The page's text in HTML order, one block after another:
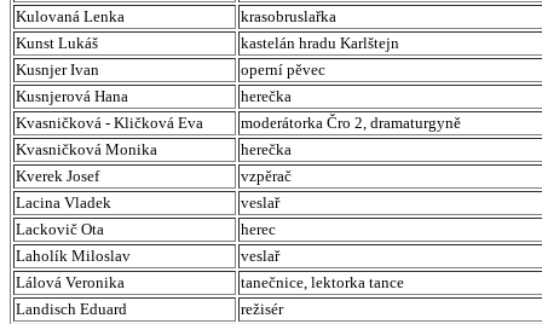
Kulovaná Lenka
krasobruslařka
Kunst Lukáš
kastelán hradu Karlštejn
Kusnjer Ivan
operní pěvec
Kusnjerová Hana
herečka
Kvasničková - Kličková Eva
moderátorka Čro 2, dramaturgyně
Kvasničková Monika
herečka
Kverek Josef
vzpěrač
Lacina Vladek
veslař
Lackovič Ota
herec
Laholík Miloslav
veslař
Lálová Veronika
tanečnice, lektorka tance
Landisch Eduard
režisér